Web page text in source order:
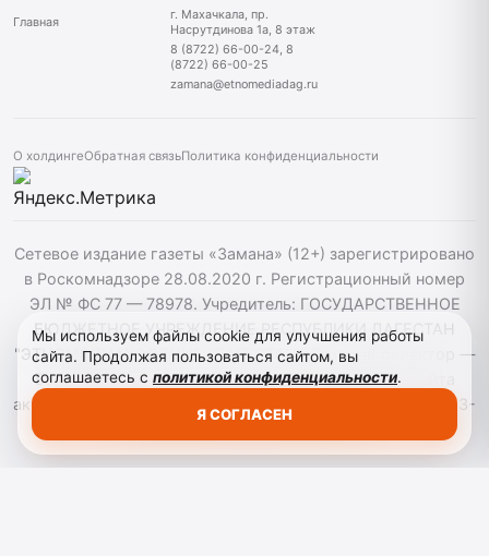
Главная
г. Махачкала, пр.
Насрутдинова 1а, 8 этаж
8 (8722) 66-00-24, 8
(8722) 66-00-25
zamana@etnomediadag.ru
О холдингеОбратная связьПолитика конфиденциальности
Сетевое издание газеты «Замана» (12+) зарегистрировано
в Роскомнадзоре 28.08.2020 г. Регистрационный номер
ЭЛ № ФС 77 — 78978. Учредитель: ГОСУДАРСТВЕННОЕ
БЮДЖЕТНОЕ УЧРЕЖДЕНИЕ РЕСПУБЛИКИ ДАГЕСТАН
"ЭТНОМЕДИАХОЛДИНГ "ДАГЕСТАН". Главный редактор —
Багомедов Р.Р. При использовании материалов сайта
активная гиперссылка на zamana.info обязательна. ©️ 2013-
Мы используем файлы cookie для улучшения работы
сайта. Продолжая пользоваться сайтом, вы
соглашаетесь с политикой конфиденциальности.
Я СОГЛАСЕН